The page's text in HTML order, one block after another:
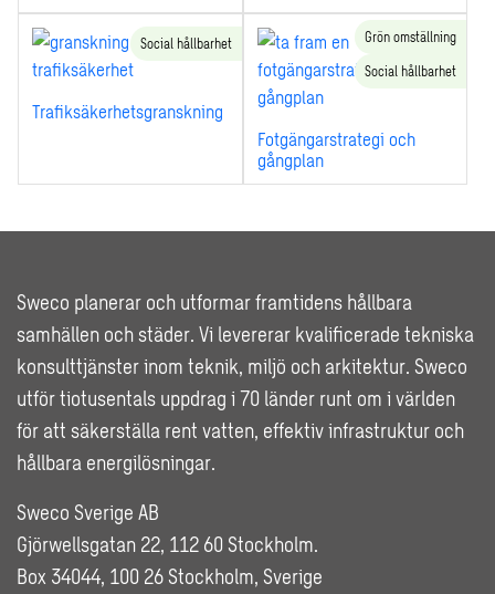
Social hållbarhet
Trafiksäkerhetsgranskning
Grön omställning
Social hållbarhet
Fotgängarstrategi och
gångplan
Sweco planerar och utformar framtidens hållbara
samhällen och städer. Vi levererar kvalificerade tekniska
konsulttjänster inom teknik, miljö och arkitektur. Sweco
utför tiotusentals uppdrag i 70 länder runt om i världen
för att säkerställa rent vatten, effektiv infrastruktur och
hållbara energilösningar.
Sweco Sverige AB
Gjörwellsgatan 22, 112 60 Stockholm.
Box 34044, 100 26 Stockholm, Sverige